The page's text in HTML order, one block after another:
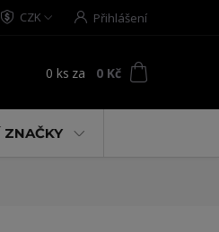
CZK Přihlášení
0 ks za 0 Kč
ZNAČKY